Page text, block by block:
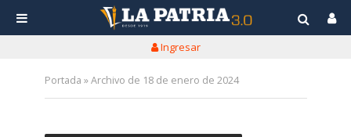
Ingresar
Portada »Archivo de 18 de enero de 2024